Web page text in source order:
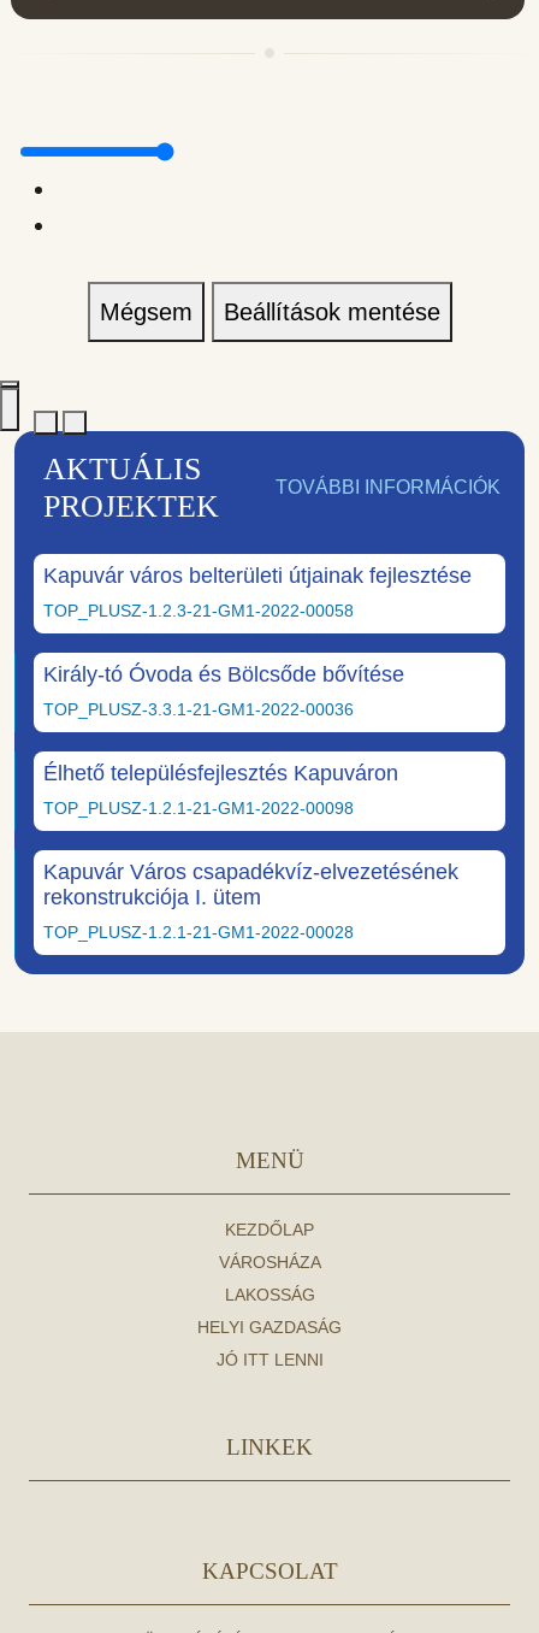
Mégsem Beállítások mentése
AKTUÁLIS
PROJEKTEK
TOVÁBBI INFORMÁCIÓK
Kapuvár város belterületi útjainak fejlesztése
TOP_PLUSZ-1.2.3-21-GM1-2022-00058
Király-tó Óvoda és Bölcsőde bővítése
TOP_PLUSZ-3.3.1-21-GM1-2022-00036
Élhető településfejlesztés Kapuváron
TOP_PLUSZ-1.2.1-21-GM1-2022-00098
Kapuvár Város csapadékvíz-elvezetésének
rekonstrukciója I. ütem
TOP_PLUSZ-1.2.1-21-GM1-2022-00028
MENÜ
KEZDŐLAP
VÁROSHÁZA
LAKOSSÁG
HELYI GAZDASÁG
JÓ ITT LENNI
LINKEK
KAPCSOLAT